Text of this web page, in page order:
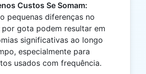
Custos Se Somam:
pequenas diferenças no
gota podem resultar em
significativas ao longo
especialmente para
usados com frequência.